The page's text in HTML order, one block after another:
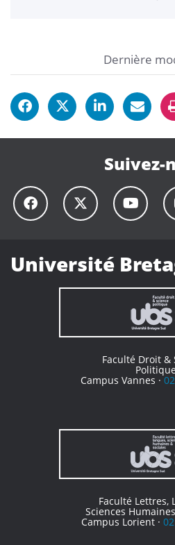
Dernière
Suivez-
Université
Faculté Droit &
Politique
Campus Vannes ·
Faculté Lettres,
Sciences
Campus Lorient ·